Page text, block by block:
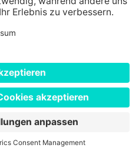
Impressum
Cookie Einstellungen